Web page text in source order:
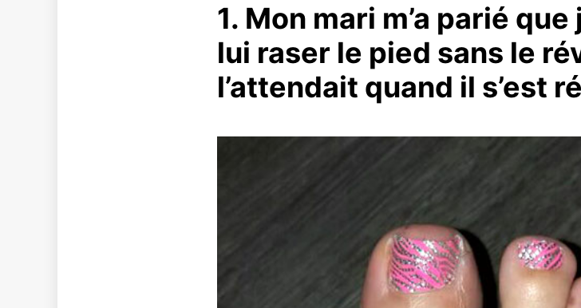
1. Mon mari m’a parié
lui raser le pied sans le
l’attendait quand il s’est